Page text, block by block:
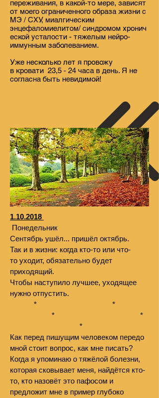
переживания, в какой-то мере, зависят
от моего ограниченного образа жизни с
MЭ / CХУ, миалгическим
энцефаломиелитом/синдромом хронич
еской усталости - тяжелым нейро-
иммунным заболеванием.
Уже несколько лет я провожу
в кровати 23,5 - 24 часа в день. Я не
согласна быть невидимой!
1.10.2018
Понедельник
Сентябрь ушёл... пришёл октябрь.
Так и в жизни: когда кто-то или что-
то уходит, обязательно будет
приходящий.
Чтобы наступило лучшее, уходящее
нужно отпустить.
* *
* *
*
Как перед пишущим человеком передо
мной стоит вопрос, как мне писать?
Когда я упоминаю о тяжёлой болезни,
которая сковывает меня, найдётся кто-
то, кто назовёт это пафосом и
предложит мне в пример глубоко